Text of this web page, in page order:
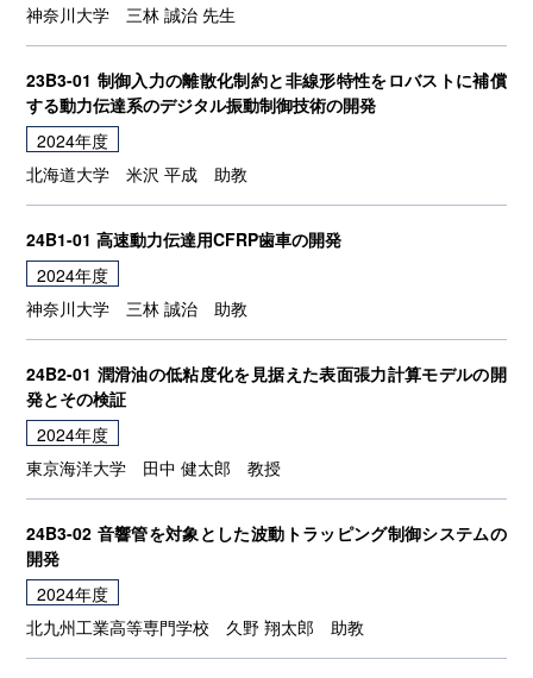
神奈川大学
三林 誠治 先生
23B3-01 制御入力の離散化制約と非線形特性をロバストに補償
する動力伝達系のデジタル振動制御技術の開発
2024年度
北海道大学
米沢 平成 助教
24B1-01 高速動力伝達用CFRP歯車の開発
2024年度
神奈川大学
三林 誠治 助教
24B2-01 潤滑油の低粘度化を見据えた表面張力計算モデルの開
発とその検証
2024年度
東京海洋大学
田中 健太郎 教授
24B3-02 音響管を対象とした波動トラッピング制御システムの
開発
2024年度
北九州工業高等専門学校
久野 翔太郎 助教